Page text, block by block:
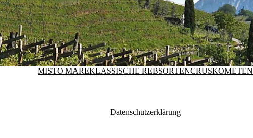
MISTO MAREKLASSISCHE REBSORTENCRUSKOMETEN
Datenschutzerklärung